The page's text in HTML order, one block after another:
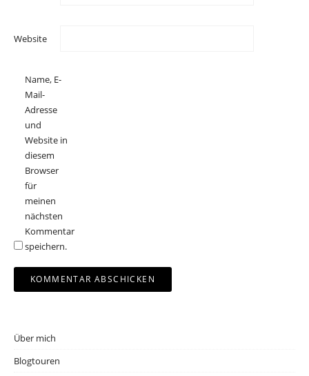
Website
Name, E-
Mail-
Adresse
und
Website in
diesem
Browser
für
meinen
nächsten
Kommentar
speichern.
Über mich
Blogtouren